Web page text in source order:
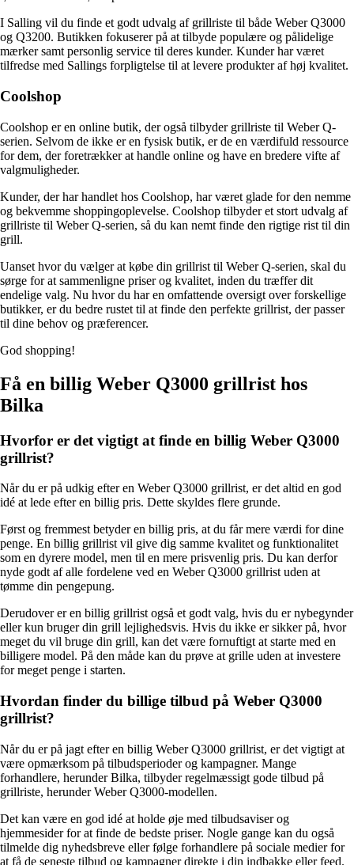
I Salling vil du finde et godt udvalg af grillriste til både Weber Q3000
og Q3200. Butikken fokuserer på at tilbyde populære og pålidelige
mærker samt personlig service til deres kunder. Kunder har været
tilfredse med Sallings forpligtelse til at levere produkter af høj kvalitet.
Coolshop
Coolshop er en online butik, der også tilbyder grillriste til Weber Q-
serien. Selvom de ikke er en fysisk butik, er de en værdifuld ressource
for dem, der foretrækker at handle online og have en bredere vifte af
valgmuligheder.
Kunder, der har handlet hos Coolshop, har været glade for den nemme
og bekvemme shoppingoplevelse. Coolshop tilbyder et stort udvalg af
grillriste til Weber Q-serien, så du kan nemt finde den rigtige rist til din
grill.
Uanset hvor du vælger at købe din grillrist til Weber Q-serien, skal du
sørge for at sammenligne priser og kvalitet, inden du træffer dit
endelige valg. Nu hvor du har en omfattende oversigt over forskellige
butikker, er du bedre rustet til at finde den perfekte grillrist, der passer
til dine behov og præferencer.
God shopping!
Få en billig Weber Q3000 grillrist hos
Bilka
Hvorfor er det vigtigt at finde en billig Weber Q3000
grillrist?
Når du er på udkig efter en Weber Q3000 grillrist, er det altid en god
idé at lede efter en billig pris. Dette skyldes flere grunde.
Først og fremmest betyder en billig pris, at du får mere værdi for dine
penge. En billig grillrist vil give dig samme kvalitet og funktionalitet
som en dyrere model, men til en mere prisvenlig pris. Du kan derfor
nyde godt af alle fordelene ved en Weber Q3000 grillrist uden at
tømme din pengepung.
Derudover er en billig grillrist også et godt valg, hvis du er nybegynder
eller kun bruger din grill lejlighedsvis. Hvis du ikke er sikker på, hvor
meget du vil bruge din grill, kan det være fornuftigt at starte med en
billigere model. På den måde kan du prøve at grille uden at investere
for meget penge i starten.
Hvordan finder du billige tilbud på Weber Q3000
grillrist?
Når du er på jagt efter en billig Weber Q3000 grillrist, er det vigtigt at
være opmærksom på tilbudsperioder og kampagner. Mange
forhandlere, herunder Bilka, tilbyder regelmæssigt gode tilbud på
grillriste, herunder Weber Q3000-modellen.
Det kan være en god idé at holde øje med tilbudsaviser og
hjemmesider for at finde de bedste priser. Nogle gange kan du også
tilmelde dig nyhedsbreve eller følge forhandlere på sociale medier for
at få de seneste tilbud og kampagner direkte i din indbakke eller feed.